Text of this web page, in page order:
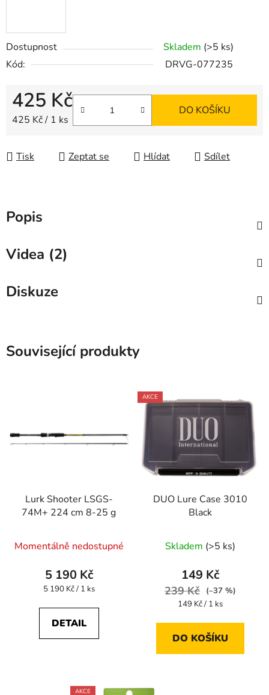
Dostupnost Skladem (>5 ks)
Kód:
DRVG-077235
425 Kč
Měrná cena:
425 Kč / 1 ks
DO KOŠÍKU
Tisk Zeptat se Hlídat Sdílet
Popis
Videa (2)
Diskuze
Související produkty
Lurk Shooter LSGS-
74M+ 224 cm 8-25 g
Momentálně nedostupné
5 190 Kč
Měrná
5 190 Kč / 1 ks
DETAIL
AKCE
DUO Lure Case 3010
Black
Skladem (>5 ks)
149 Kč
239 Kč
(–37 %)
Měrná
149 Kč / 1 ks
DO KOŠÍKU
AKCE